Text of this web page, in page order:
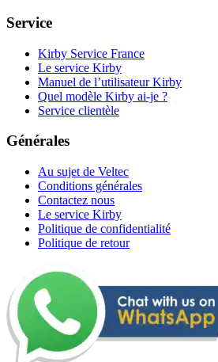
Service
Kirby Service France
Le service Kirby
Manuel de l’utilisateur Kirby
Quel modèle Kirby ai-je ?
Service clientèle
Générales
Au sujet de Veltec
Conditions générales
Contactez nous
Le service Kirby
Politique de confidentialité
Politique de retour